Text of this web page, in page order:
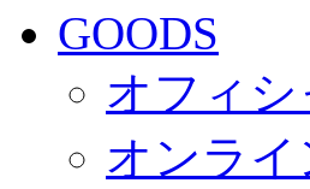
GOODS
オフィ
オンラ